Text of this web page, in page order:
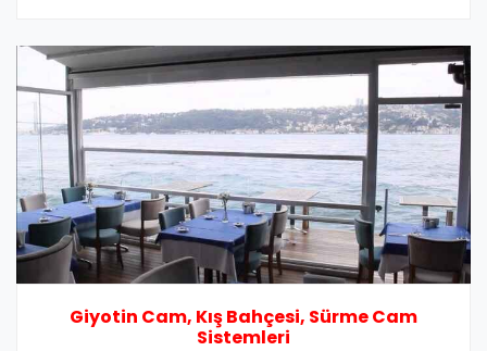
Giyotin Cam, Kış Bahçesi, Sürme Cam
Sistemleri